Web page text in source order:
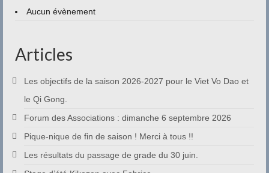
Aucun évènement
Articles
Les objectifs de la saison 2026-2027 pour le Viet Vo Dao et
le Qi Gong.
Forum des Associations : dimanche 6 septembre 2026
Pique-nique de fin de saison ! Merci à tous !!
Les résultats du passage de grade du 30 juin.